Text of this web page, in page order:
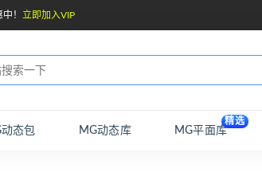
！ 立即加入VIP
动态包 MG动态库 MG平面库
精选